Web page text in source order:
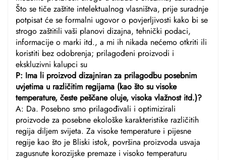
Što se tiče zaštite intelektualnog vlasništva, prije suradnje
potpisat će se formalni ugovor o povjerljivosti kako bi se
strogo zaštitili vaši planovi dizajna, tehnički podaci,
informacije o marki itd., a mi ih nikada nećemo otkriti ili
koristiti bez odobrenja; prilagođeni proizvodi i
ekskluzivni kalupci su
P: Ima li proizvod dizajniran za prilagodbu posebnim
uvjetima u različitim regijama (kao što su visoke
temperature, česte peščane oluje, visoka vlažnost itd.)?
A: Da. Posebno smo prilagođivali i optimizirali
proizvode za posebne ekološke karakteristike različitih
regija diljem svijeta. Za visoke temperature i pijesne
regije kao što je Bliski istok, površina proizvoda usvaja
zagusnute korozijske premaze i visoko temperaturu